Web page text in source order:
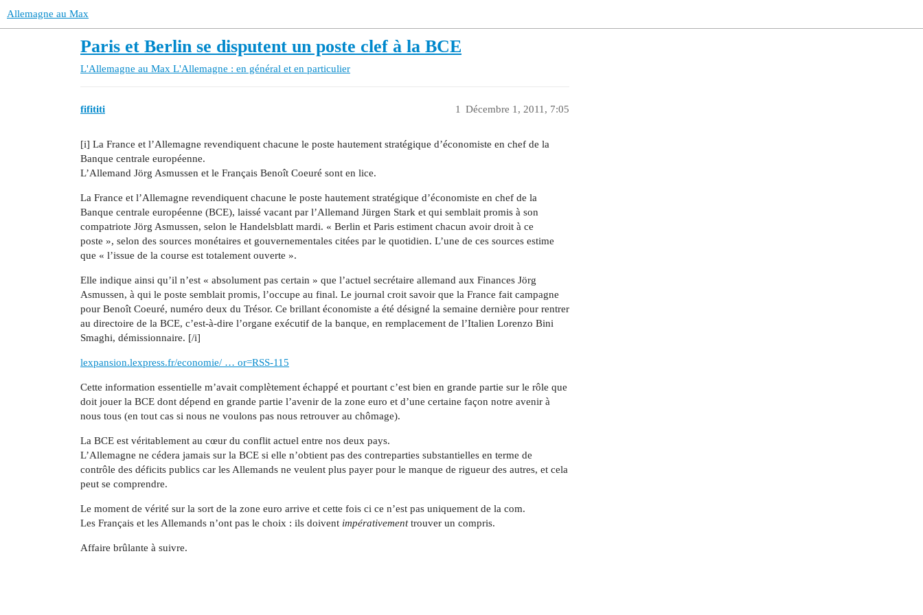
Allemagne au Max
Paris et Berlin se disputent un poste clef à la BCE
L'Allemagne au Max L'Allemagne : en général et en particulier
fifititi Décembre 1, 2011, 7:05
1
[i] La France et l’Allemagne revendiquent chacune le poste hautement stratégique d’économiste en chef de la
Banque centrale européenne.
L’Allemand Jörg Asmussen et le Français Benoît Coeuré sont en lice.
La France et l’Allemagne revendiquent chacune le poste hautement stratégique d’économiste en chef de la
Banque centrale européenne (BCE), laissé vacant par l’Allemand Jürgen Stark et qui semblait promis à son
compatriote Jörg Asmussen, selon le Handelsblatt mardi. « Berlin et Paris estiment chacun avoir droit à ce
poste », selon des sources monétaires et gouvernementales citées par le quotidien. L’une de ces sources estime
que « l’issue de la course est totalement ouverte ».
Elle indique ainsi qu’il n’est « absolument pas certain » que l’actuel secrétaire allemand aux Finances Jörg
Asmussen, à qui le poste semblait promis, l’occupe au final. Le journal croit savoir que la France fait campagne
pour Benoît Coeuré, numéro deux du Trésor. Ce brillant économiste a été désigné la semaine dernière pour rentrer
au directoire de la BCE, c’est-à-dire l’organe exécutif de la banque, en remplacement de l’Italien Lorenzo Bini
Smaghi, démissionnaire. [/i]
lexpansion.lexpress.fr/economie/ … or=RSS-115
Cette information essentielle m’avait complètement échappé et pourtant c’est bien en grande partie sur le rôle que
doit jouer la BCE dont dépend en grande partie l’avenir de la zone euro et d’une certaine façon notre avenir à
nous tous (en tout cas si nous ne voulons pas nous retrouver au chômage).
La BCE est véritablement au cœur du conflit actuel entre nos deux pays.
L’Allemagne ne cédera jamais sur la BCE si elle n’obtient pas des contreparties substantielles en terme de
contrôle des déficits publics car les Allemands ne veulent plus payer pour le manque de rigueur des autres, et cela
peut se comprendre.
Le moment de vérité sur la sort de la zone euro arrive et cette fois ci ce n’est pas uniquement de la com.
Les Français et les Allemands n’ont pas le choix : ils doivent impérativementtrouver un compris.
Affaire brûlante à suivre.